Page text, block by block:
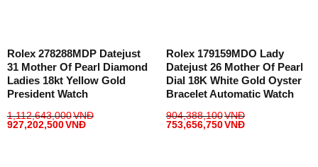
Rolex 278288MDP Datejust
31 Mother Of Pearl Diamond
Ladies 18kt Yellow Gold
President Watch
1,112,643,000VNĐ
927,202,500VNĐ
Rolex 179159MDO Lady
Datejust 26 Mother Of Pearl
Dial 18K White Gold Oyster
Bracelet Automatic Watch
904,388,100VNĐ
753,656,750VNĐ